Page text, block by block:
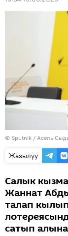
© Sputnik / Асель
Жазылуу
Салык
Жаннат
талап
сатып